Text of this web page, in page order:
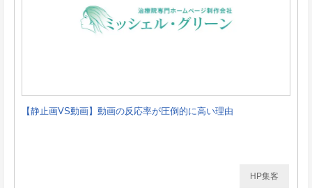
【静止画VS動画】動画の反応率が圧倒的に高い理由
HP集客